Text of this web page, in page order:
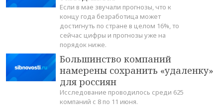
Если в мае звучали прогнозы, что к
концу года безработица может
достигнуть по стране в целом 16%, то
сейчас цифры и прогнозы уже на
порядок ниже.
Большинство компаний
намерены сохранить «удаленку»
для россиян
Исследование проводилось среди 625
компаний с 8 по 11 июня.